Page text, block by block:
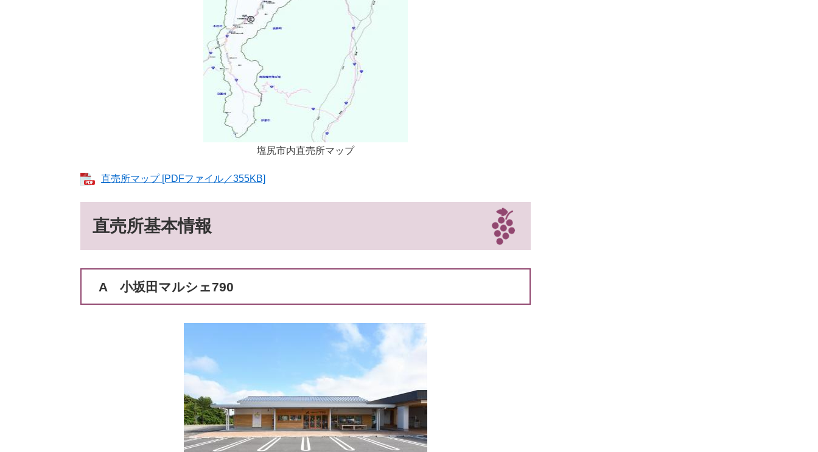
塩尻市内直売所マップ
直売所マップ [PDFファイル／355KB]
直売所基本情報
A 小坂田マルシェ790